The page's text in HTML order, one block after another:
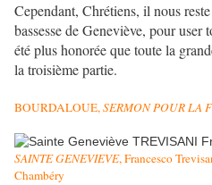
Cependant, Chrétiens, il nous
bassesse de Geneviève, pour user
été plus honorée que toute la
la troisième partie.
BOURDALOUE,SERMON POUR LA
SAINTE GENEVIEVE, Francesco
Chambéry